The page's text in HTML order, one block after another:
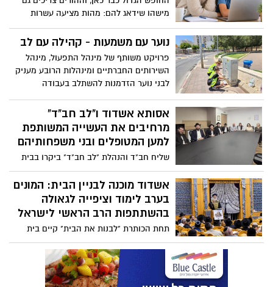
מישהו שידאג להם: מהות מציעה עשרות
הרצאות ללא תשלום לכל שלב בהורות החופש
הגדול הוא אולי התקופה שהילדים הכי
בחודשיים שמביאים איתם לא מעט אתגרים.
השילוב בין עבודה, מסגרות שמסתיימות, זמן
מסך שהולך ומתארך, בילויים מחוץ לבית,
שאלות על גבולות, כסף, בטיחות והכנה לשנת
הלימודים החדשה, הופך את הקיץ למבחן של
ממש עבור משפחות רבות.
נוער עם משמעות - קהילה עם לב
פרויקט משותף של מינהל התפעול, מינהל
השירותים החברתיים ומינהלות הרובע מעניק
לבני נוער הזדמנות להשתלב בעבודה
לקהילה ופיתוח תחושת אחריות, מסוגלות
אסותא אשדוד ו"לב חב"ד"
מרחיבים את העשייה המשותפת
למען המטופלים ובני משפחותיהם
שליח חב"ד והנהלת "לב חב"ד" ביקרו בבית
החולים הציבורי אסותא אשדוד, במטרה
להעמיק את שיתוף הפעולה ולהרחיב את
הסיוע הניתן למטופלים. ארגון הרפואה של
צעירי חב"ד פועל בכלל מרכזי האשפוז
וליווי למטופלים ובני משפחותיהם
אשדוד מוכנה לבניין הבית: המונים
בערב לימוד וציפייה לגאולה
בהשתתפות הרב הראשי לישראל
תחת הכותרת "לבנות את הבית" קיים בית
חב"ד רבעים יא-יב באשדוד כנס ענק
בהשתתפות רבנים נכבדים וקהל רב ומגוון •
אורח הכבוד היה הראשון לציון הגאון רבי דוד
יוסף שליט"א שנשא משא מאלף ומעורר